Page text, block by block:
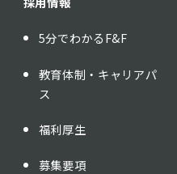
5分でわかるF&F
教育体制・キャリアパ
ス
福利厚生
募集要項